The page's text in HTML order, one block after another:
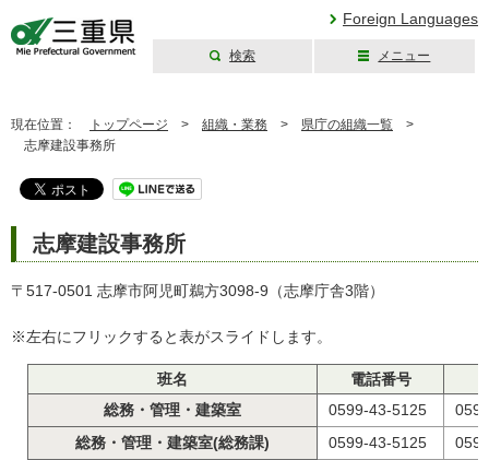
Foreign Languages
検索 メニュー
現在位置： トップページ > 組織・業務 > 県庁の組織一覧 >
志摩建設事務所
志摩建設事務所
〒517-0501 志摩市阿児町鵜方3098-9（志摩庁舎3階）
※左右にフリックすると表がスライドします。
班名 電話番号
総務・管理・建築室
0599-43-5125
総務・管理・建築室(総務課)
0599-43-5125